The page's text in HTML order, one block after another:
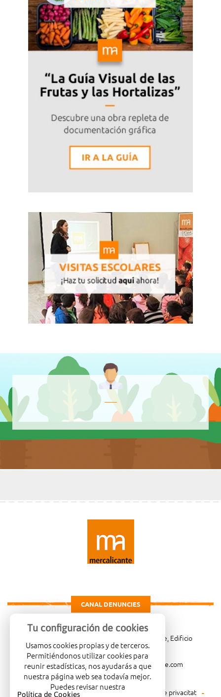
CANAL DENUNCIES
Carretera de Madrid Km. 4, 03007 Alicante, Edificio
Administrativo, planta 3ª
966081001
merca@mercalicante.com
Avís legal Política de cookies Política de privacitat
Tu configuración de cookies
Usamos cookies propias y de terceros.
Permitiéndonos utilizar cookies para
reunir estadísticas, nos ayudarás a que
nuestra página web sea todavía mejor.
Puedes revisar nuestra
Política de Cookies